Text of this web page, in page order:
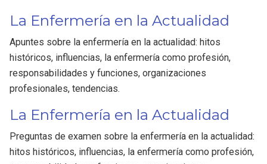
La Enfermería en la Actualidad
Apuntes sobre la enfermería en la actualidad: hitos
históricos, influencias, la enfermería como profesión,
responsabilidades y funciones, organizaciones
profesionales, tendencias.
La Enfermería en la Actualidad
Preguntas de examen sobre la enfermería en la actualidad:
hitos históricos, influencias, la enfermería como profesión,